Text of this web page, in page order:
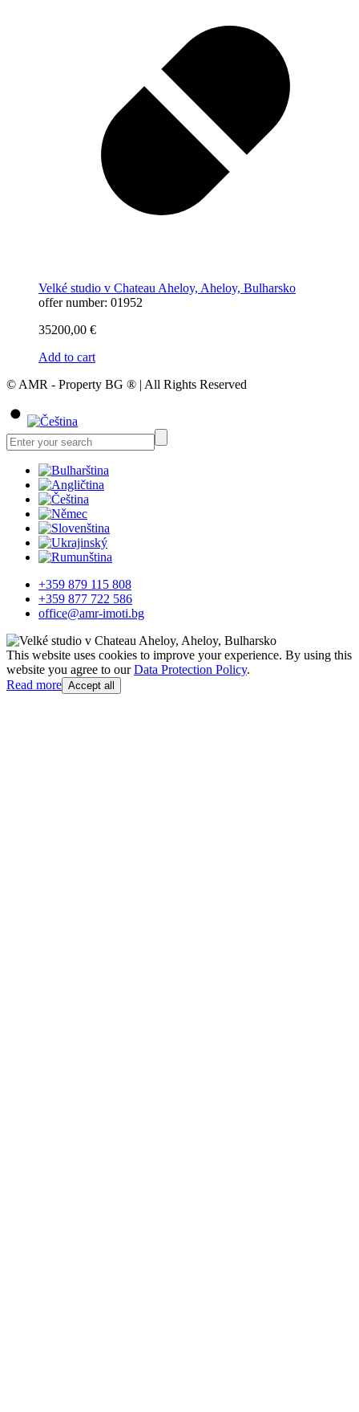
Velké studio v Chateau Aheloy, Aheloy, Bulharsko
offer number: 01952
35200,00 €
Add to cart
© AMR - Property BG ® | All Rights Reserved
+359 879 115 808
+359 877 722 586
office@amr-imoti.bg
This website uses cookies to improve your experience. By using this
website you agree to ourData Protection Policy.
Read more Accept all